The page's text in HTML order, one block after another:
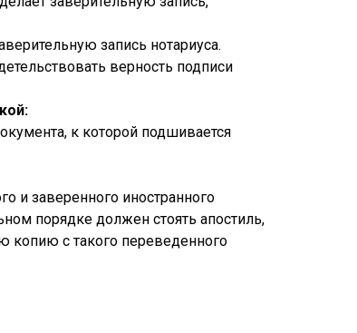
запись нотариуса.
верность подписи
к которой подшивается
и заверенного иностранного
порядке должен стоять апостиль,
копию с такого переведенного